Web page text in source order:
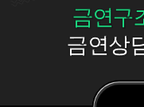
금연구
금연상